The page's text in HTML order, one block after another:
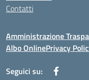
Contatti
Amministrazione
Albo OnlinePrivacy
Seguici su: